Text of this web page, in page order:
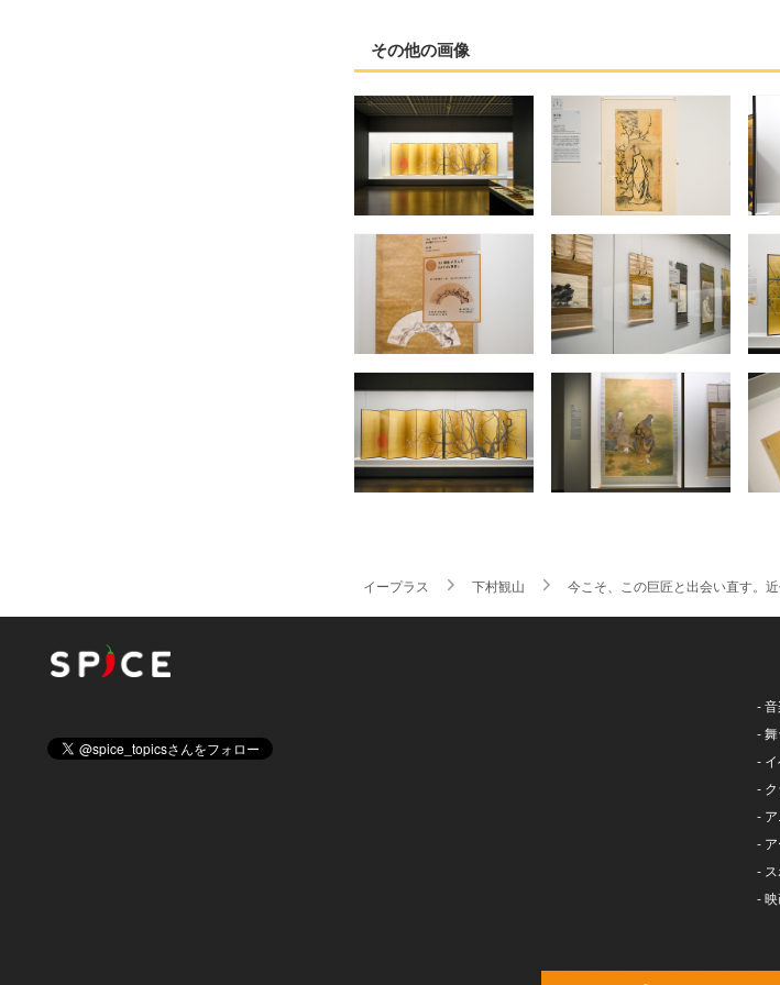
その他の画像
イープラス 下村観山 今こそ、この巨匠と出会い直す。
-
-
-
-
-
- ア
-
-